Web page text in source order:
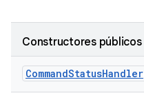
Constructores públicos
CommandStatusHandler